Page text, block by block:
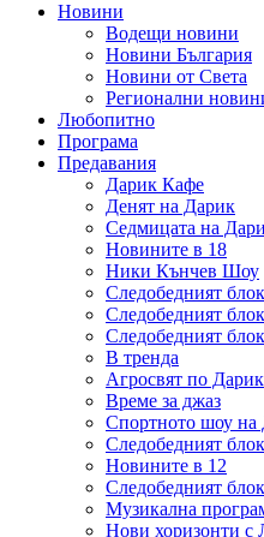
Новини
Водещи новини
Новини България
Новини от Света
Регионални
Любопитно
Програма
Предавания
Дарик Кафе
Денят на Дарик
Седмицата на
Новините в 18
Ники Кънчев Шоу
Следобедният
Следобедният
Следобедният
В тренда
Агросвят по Дарик
Време за джаз
Спортното шоу на
Следобедният блок
Новините в 12
Следобедният
Музикална
Нови хоризонти с